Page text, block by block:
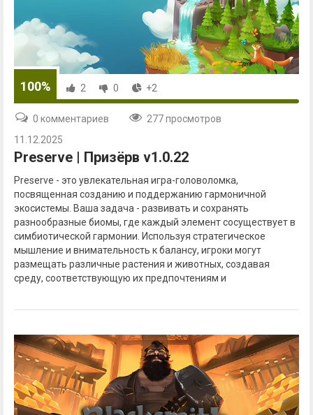
100% 2 0 +2
0 комментариев
277 просмотров
11.12.2025
Preserve | Призёрв v1.0.22
Preserve - это увлекательная игра-головоломка,
посвященная созданию и поддержанию гармоничной
экосистемы. Ваша задача - развивать и сохранять
разнообразные биомы, где каждый элемент сосуществует в
симбиотической гармонии. Используя стратегическое
мышление и внимательность к балансу, игроки могут
размещать различные растения и животных, создавая
среду, соответствующую их предпочтениям и